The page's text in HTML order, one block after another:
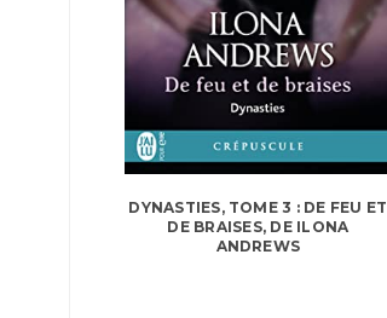
DYNASTIES, TOME 3 : DE FEU ET
DE BRAISES, DE ILONA
ANDREWS